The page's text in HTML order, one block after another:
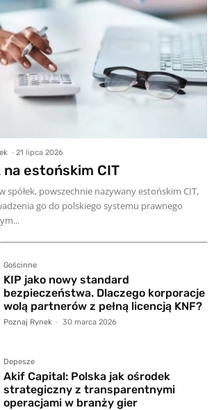
- 21 lipca 2026
na estońskim CIT
spółek, powszechnie nazywany estońskim CIT,
go do polskiego systemu prawnego
Gościnne
KIP jako nowy standard
bezpieczeństwa. Dlaczego korporacje
wolą partnerów z pełną licencją KNF?
Poznaj Rynek - 30 marca 2026
Depesze
Akif Capital: Polska jak ośrodek
strategiczny z transparentnymi
operacjami w branży gier